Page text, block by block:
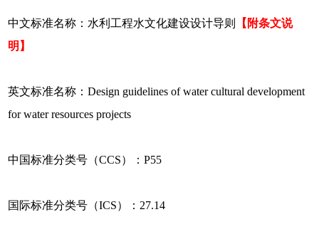
中文标准名称：水利工程水文化建设设计导则
【附条文说
明】
英文标准名称：Design guidelines of water cultural development
for water resources projects
中国标准分类号（CCS）：P55
国际标准分类号（ICS）：27.14